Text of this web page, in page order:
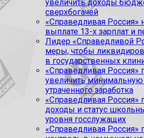
увеличить доходы
сверхбогачей
«Справедливая Россия»
выплате 13-х зарплат и
Лидер «Справедливой
меры, чтобы
в государственных
«Справедливая Россия»
увеличить
утраченного заработка
«Справедливая Россия»
доходы и статус
уровня госслужащих
«Справедливая Россия»